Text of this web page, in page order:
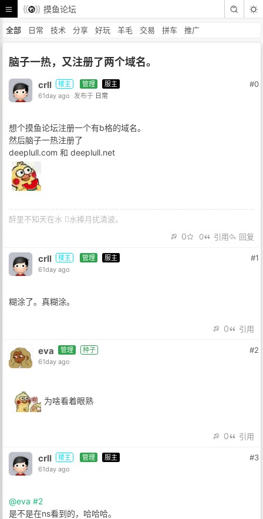
摸鱼论坛
全部 日常 技术 分享 好玩 羊毛 交易 拼车 推广
脑子一热，又注册了两个域名。
crll 楼主 管理
服主
61day ago
发布于 日常
#0
想个摸鱼论坛注册一个有b格的域名。
然后脑子一热注册了
deeplull.com 和 deeplull.net
醉里不知天在水 𢵗水捧月扰清波。
0 0 引用 回复
crll 楼主 管理
服主
61day ago
#1
糊涂了。真糊涂。
0 引用
eva 管理
种子
61day ago
#2
为啥看着眼熟
0 引用
crll 楼主 管理
服主
61day ago
#3
@eva #2
是不是在ns看到的，哈哈哈。